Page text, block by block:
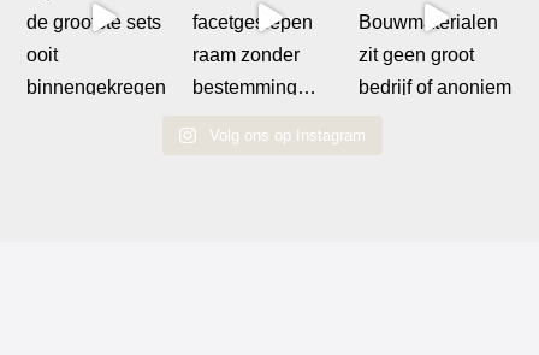
Volg ons op Instagram